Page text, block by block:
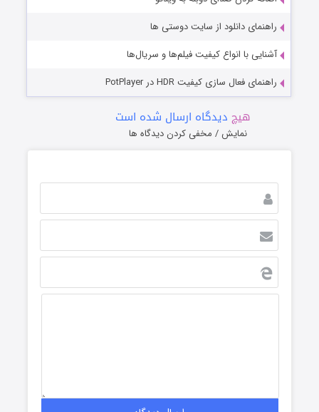
راهنمای دانلود از سایت دوستی ها
آشنایی با انواع کیفیت فیلم‌ها و سریال‌ها
راهنمای فعال سازی کیفیت HDR در PotPlayer
هیچ دیدگاه ارسال شده است
نمایش / مخفی کردن دیدگاه ها